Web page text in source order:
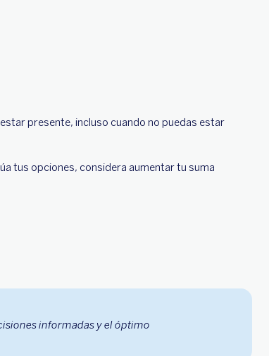
presente, incluso cuando no puedas estar
tus opciones, considera aumentar tu suma
informadas y el óptimo